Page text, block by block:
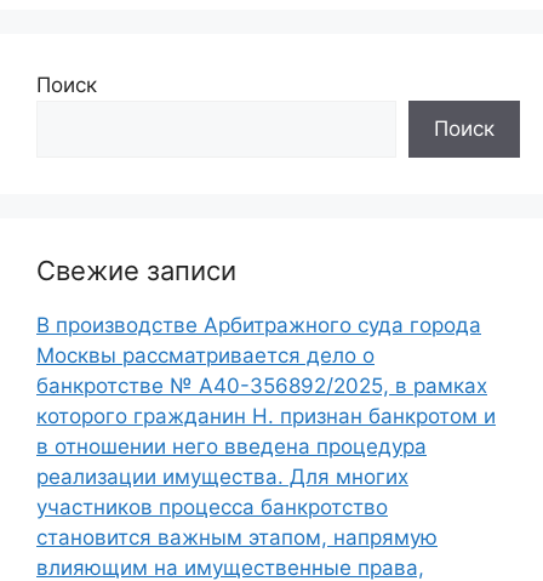
Поиск
Поиск
Свежие записи
В производстве Арбитражного суда города
Москвы рассматривается дело о
банкротстве № А40-356892/2025, в рамках
которого гражданин Н. признан банкротом и
в отношении него введена процедура
реализации имущества. Для многих
участников процесса банкротство
становится важным этапом, напрямую
влияющим на имущественные права,